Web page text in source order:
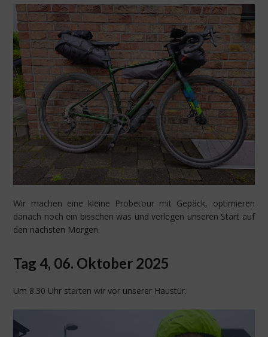
Wir machen eine kleine Probetour mit Gepäck, optimieren
danach noch ein bisschen was und verlegen unseren Start auf
den nächsten Morgen.
Tag 4, 06. Oktober 2025
Um 8.30 Uhr starten wir vor unserer Haustür.